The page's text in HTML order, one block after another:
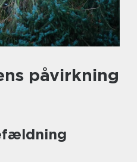
påvirkning